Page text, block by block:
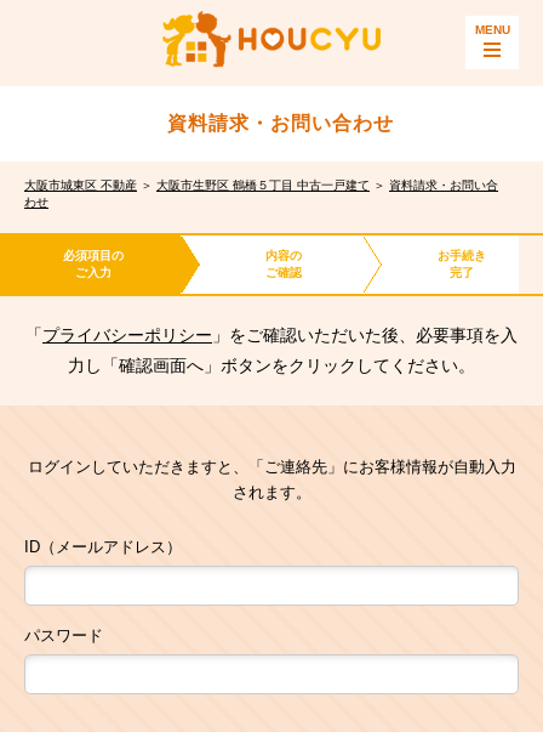
資料請求・お問い合わせ
大阪市城東区 不動産 ＞ 大阪市生野区 鶴橋５丁目 中古一戸建て ＞ 資料請求・お問い合
わせ
必須項目の
ご入力
内容の
ご確認
お手続き
完了
「プライバシーポリシー 」をご確認いただいた後、必要事項を入
力し「確認画面へ」ボタンをクリックしてください。
ログインしていただきますと、「ご連絡先」にお客様情報が自動入力
されます。
ID（メールアドレス）
パスワード